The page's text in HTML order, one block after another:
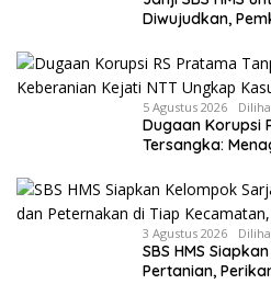
Diwujudkan,
5 Agustus 2026
Dugaan Korupsi
Tersangka:
3 Agustus 2026
SBS HMS
Pertanian,